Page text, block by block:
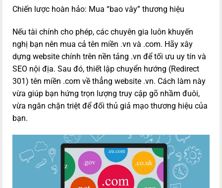
Chiến lược hoàn hảo: Mua “bao vây” thương hiệu
Nếu tài chính cho phép, các chuyên gia luôn khuyến
nghị bạn nên mua cả tên miền .vn và .com. Hãy xây
dựng website chính trên nền tảng .vn để tối ưu uy tín và
SEO nội địa. Sau đó, thiết lập chuyển hướng (Redirect
301) tên miền .com về thẳng website .vn. Cách làm này
vừa giúp bạn hứng trọn lượng truy cập gõ nhầm đuôi,
vừa ngăn chặn triệt để đối thủ giả mạo thương hiệu của
bạn.